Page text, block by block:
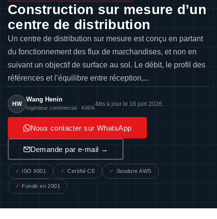
Construction sur mesure d’un
centre de distribution
Un centre de distribution sur mesure est conçu en partant
du fonctionnement des flux de marchandises, et non en
suivant un objectif de surface au sol. Le débit, le profil des
références et l’équilibre entre réception,...
HW
Wang Henin
Ingénieur commercial · KAFA
Mis à jour le 16 juin 2026
Nous contacter sur WhatsApp
Demande par e-mail →
ISO 9001 Certifié CE Soudure AWS
Fondé en 2001